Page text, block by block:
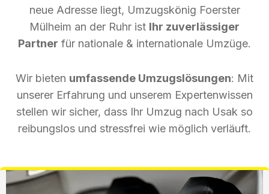
neue Adresse liegt, Umzugskönig Foerster
Mülheim an der Ruhr ist Ihr zuverlässiger
Partner für nationale & internationale Umzüge.
Wir bieten umfassende Umzugslösungen: Mit
unserer Erfahrung und unserem Expertenwissen
stellen wir sicher, dass Ihr Umzug nach Usak so
reibungslos und stressfrei wie möglich verläuft.